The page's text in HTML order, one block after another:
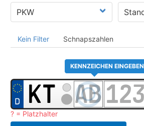
Kein Filter Schnapszahlen
KENNZEICHEN EINGEBEN
? = Platzhalter